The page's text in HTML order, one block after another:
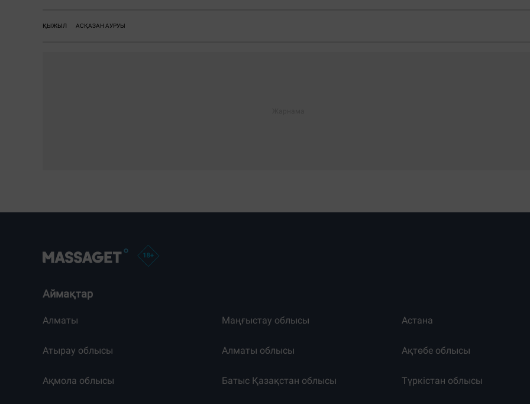
ҚЫЖЫЛ АСҚАЗАН АУРУЫ
Аймақтар
Алматы Маңғыстау облысы Астана
Атырау облысы Алматы облысы Ақтөбе облысы
Ақмола облысы Батыс Қазақстан облысы Түркістан облысы